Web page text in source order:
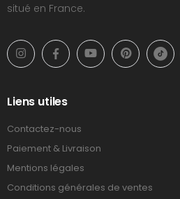
situé en France.
Liens utiles
Contactez-nous
Paiement & Livraison
Mentions légales
Conditions générales de ventes